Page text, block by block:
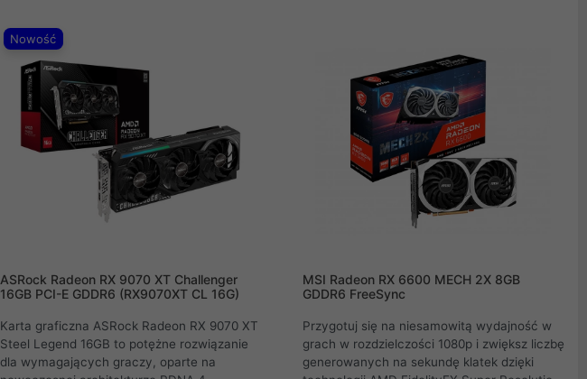
pamięci GDDR6, zapewnia niezrównaną
płynność w grach, a jej futurystyczny design
wyróżnia ją na tle innych produktów w
swojej klasie.
Nowość
ASRock Radeon RX 9070 XT Challenger
16GB PCI-E GDDR6 (RX9070XT CL 16G)
Karta graficzna ASRock Radeon RX 9070 XT
Steel Legend 16GB to potężne rozwiązanie
dla wymagających graczy, oparte na
MSI Radeon RX 6600 MECH 2X 8GB
GDDR6 FreeSync
Przygotuj się na niesamowitą wydajność w
grach w rozdzielczości 1080p i zwiększ liczbę
generowanych na sekundę klatek dzięki